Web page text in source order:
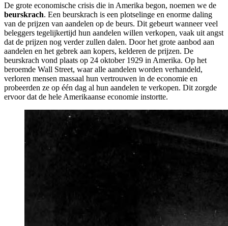
De grote economische crisis die in Amerika begon, noemen we de
beurskrach. Een beurskrach is een plotselinge en enorme daling
van de prijzen van aandelen op de beurs. Dit gebeurt wanneer veel
beleggers tegelijkertijd hun aandelen willen verkopen, vaak uit angst
dat de prijzen nog verder zullen dalen. Door het grote aanbod aan
aandelen en het gebrek aan kopers, kelderen de prijzen. De
beurskrach vond plaats op 24 oktober 1929 in Amerika. Op het
beroemde Wall Street, waar alle aandelen worden verhandeld,
verloren mensen massaal hun vertrouwen in de economie en
probeerden ze op één dag al hun aandelen te verkopen. Dit zorgde
ervoor dat de hele Amerikaanse economie instortte.